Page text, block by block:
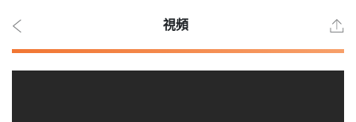
視頻